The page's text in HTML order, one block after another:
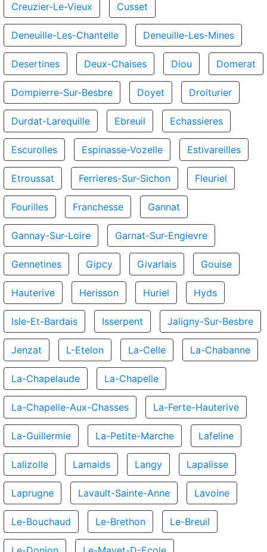
Creuzier-Le-Vieux Cusset
Deneuille-Les-Chantelle Deneuille-Les-Mines
Desertines Deux-Chaises Diou Domerat
Dompierre-Sur-Besbre Doyet Droiturier
Durdat-Larequille Ebreuil Echassieres
Escurolles Espinasse-Vozelle Estivareilles
Etroussat Ferrieres-Sur-Sichon Fleuriel
Fourilles Franchesse Gannat
Gannay-Sur-Loire Garnat-Sur-Engievre
Gennetines Gipcy Givarlais Gouise
Hauterive Herisson Huriel Hyds
Isle-Et-Bardais Isserpent Jaligny-Sur-Besbre
Jenzat L-Etelon La-Celle La-Chabanne
La-Chapelaude La-Chapelle
La-Chapelle-Aux-Chasses La-Ferte-Hauterive
La-Guillermie La-Petite-Marche Lafeline
Lalizolle Lamaids Langy Lapalisse
Laprugne Lavault-Sainte-Anne Lavoine
Le-Bouchaud Le-Brethon Le-Breuil